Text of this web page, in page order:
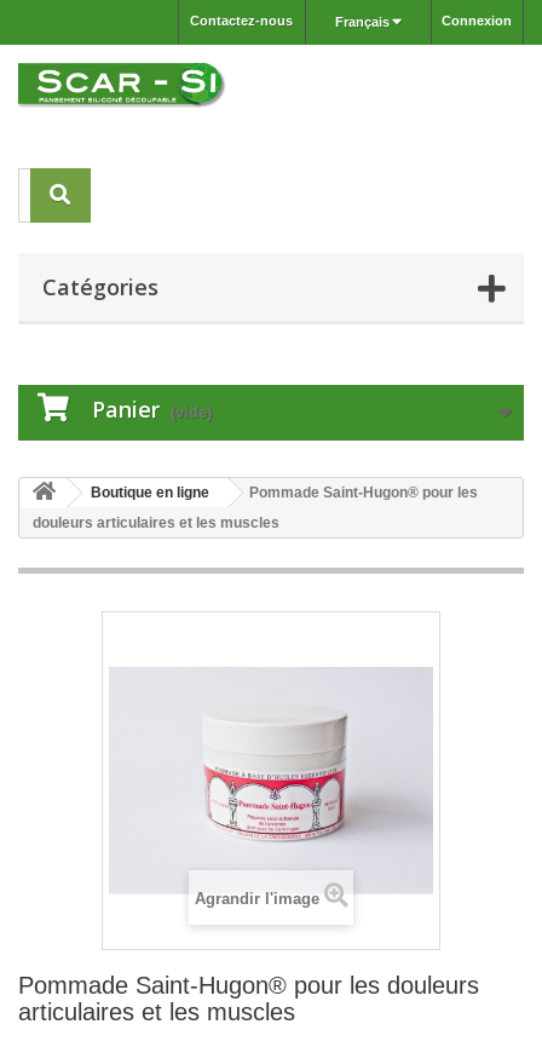
Connexion
Français
Contactez-nous
Catégories
Panier (vide)
Boutique en ligne
Pommade Saint-Hugon® pour les
douleurs articulaires et les muscles
Agrandir l'image
Pommade Saint-Hugon® pour les douleurs
articulaires et les muscles